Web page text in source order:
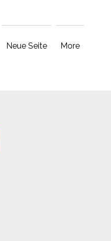
Neue Seite More